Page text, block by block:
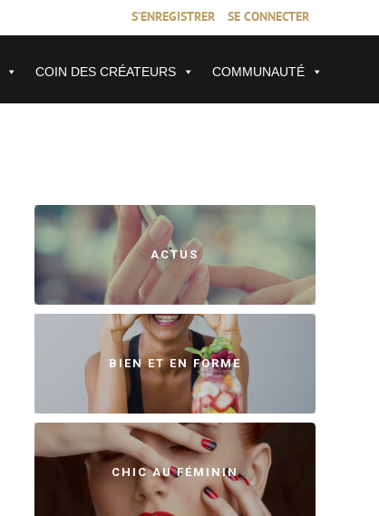
S’ENREGISTRER SE CONNECTER
COIN DES CRÉATEURS COMMUNAUTÉ
ACTUS
BIEN ET EN FORME
CHIC AU FÉMININ